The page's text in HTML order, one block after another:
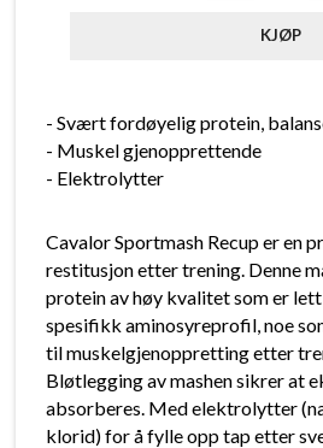
- Svært fordøyelig protein,
- Muskel gjenopprettende
- Elektrolytter
Cavalor Sportmash Recup er en
restitusjon etter trening. Denne
protein av høy kvalitet som er
spesifikk aminosyreprofil, noe
til muskelgjenoppretting etter
Bløtlegging av mashen sikrer at
absorberes. Med elektrolytter
klorid) for å fylle opp tap etter